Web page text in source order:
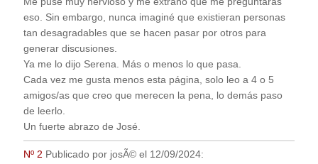
eso. Sin embargo, nunca imaginé que existieran personas
tan desagradables que se hacen pasar por otros para
generar discusiones.
Ya me lo dijo Serena. Más o menos lo que pasa.
Cada vez me gusta menos esta página, solo leo a 4 o 5
amigos/as que creo que merecen la pena, lo demás paso
de leerlo.
Un fuerte abrazo de José.
Nº 2 Publicado por josÃ©el 12/09/2024: